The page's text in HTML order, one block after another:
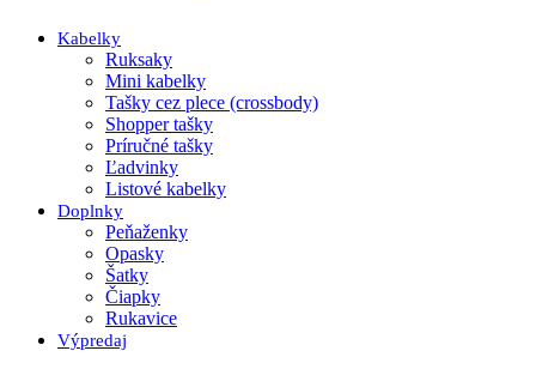
Kabelky
Ruksaky
Mini kabelky
Tašky cez plece (crossbody)
Shopper tašky
Príručné tašky
Ľadvinky
Listové kabelky
Doplnky
Peňaženky
Opasky
Šatky
Čiapky
Rukavice
Výpredaj